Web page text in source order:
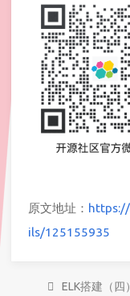
原文地址：
ils/125155935
ELK搭建（